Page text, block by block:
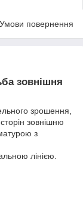
Умови повернення
зовнішня
зрошення,
зовнішню
з
лінією.